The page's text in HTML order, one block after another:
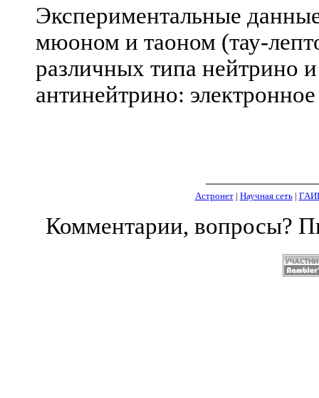
Экспериментальные
мюоном и таоном (тау-
различных типа нейтрино
антинейтрино:
Астронет| Научная сеть|
Комментарии, вопросы?